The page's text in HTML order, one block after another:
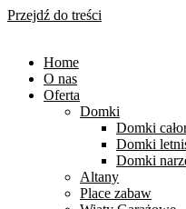
Przejdź do treści
Home
O nas
Oferta
Domki
Domki
Domki
Domki
Altany
Place zabaw